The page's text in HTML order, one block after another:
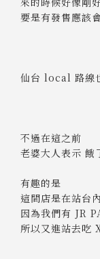
要是有發售應該
仙台 local 路線
不過在這之前
老婆大人表示 餓
有趣的是
這間店是在站台
因為我們有 JR
所以又進站去吃